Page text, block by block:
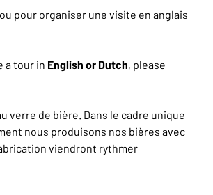
pour organiser une visite en anglais
a tour in English or Dutch, please
verre de bière. Dans le cadre unique
nous produisons nos bières avec
viendront rythmer